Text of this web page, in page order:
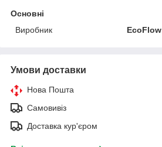
Основні
Виробник
EcoFlow
Умови доставки
Нова Пошта
Самовивіз
Доставка кур'єром